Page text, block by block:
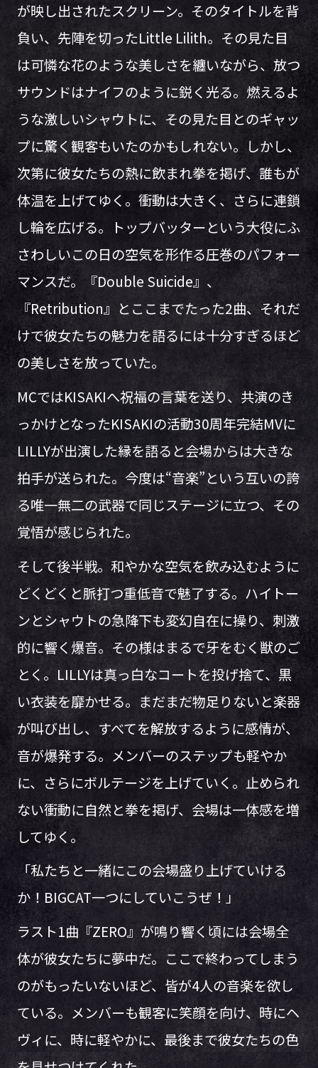
が映し出されたスクリーン。そのタイトルを背
負い、先陣を切ったLittle Lilith。その見た目
は可憐な花のような美しさを纏いながら、放つ
サウンドはナイフのように鋭く光る。燃えるよ
うな激しいシャウトに、その見た目とのギャッ
プに驚く観客もいたのかもしれない。しかし、
次第に彼女たちの熱に飲まれ拳を掲げ、誰もが
体温を上げてゆく。衝動は大きく、さらに連鎖
し輪を広げる。トップバッターという大役にふ
さわしいこの日の空気を形作る圧巻のパフォー
マンスだ。『Double Suicide』、
『Retribution』とここまでたった2曲、それだ
けで彼女たちの魅力を語るには十分すぎるほど
の美しさを放っていた。
MCではKISAKIへ祝福の言葉を送り、共演のき
っかけとなったKISAKIの活動30周年完結MVに
LILLYが出演した縁を語ると会場からは大きな
拍手が送られた。今度は“音楽”という互いの誇
る唯一無二の武器で同じステージに立つ、その
覚悟が感じられた。
そして後半戦。和やかな空気を飲み込むように
どくどくと脈打つ重低音で魅了する。ハイトー
ンとシャウトの急降下も変幻自在に操り、刺激
的に響く爆音。その様はまるで牙をむく獣のご
とく。LILLYは真っ白なコートを投げ捨て、黒
い衣装を靡かせる。まだまだ物足りないと楽器
が叫び出し、すべてを解放するように感情が、
音が爆発する。メンバーのステップも軽やか
に、さらにボルテージを上げていく。止められ
ない衝動に自然と拳を掲げ、会場は一体感を増
してゆく。
「私たちと一緒にこの会場盛り上げていける
か！BIGCAT一つにしていこうぜ！」
ラスト1曲『ZERO』が鳴り響く頃には会場全
体が彼女たちに夢中だ。ここで終わってしまう
のがもったいないほど、皆が4人の音楽を欲し
ている。メンバーも観客に笑顔を向け、時にヘ
ヴィに、時に軽やかに、最後まで彼女たちの色